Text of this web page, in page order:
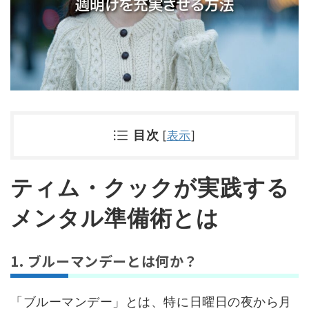
目次 [表示]
ティム・クックが実践する
メンタル準備術とは
1. ブルーマンデーとは何か？
「ブルーマンデー」とは、特に日曜日の夜から月